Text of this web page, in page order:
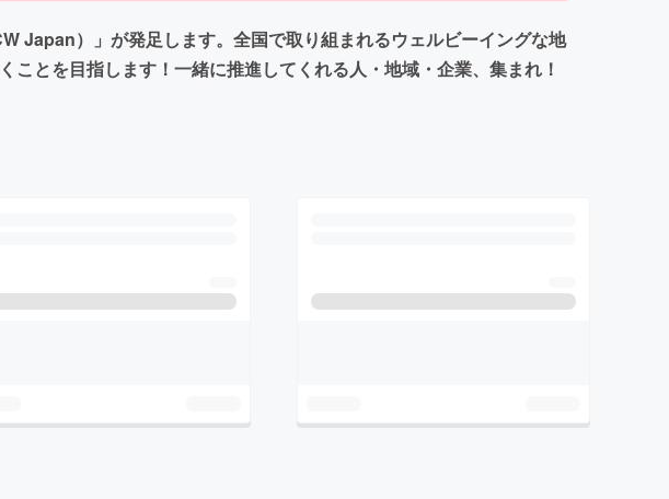
Japan）」が発足します。全国で取り組まれるウェルビーイングな地
とを目指します！一緒に推進してくれる人・地域・企業、集まれ！